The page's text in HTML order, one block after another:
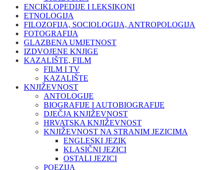
ENCIKLOPEDIJE I LEKSIKONI
ETNOLOGIJA
FILOZOFIJA, SOCIOLOGIJA, ANTROPOLOGIJA
FOTOGRAFIJA
GLAZBENA UMJETNOST
IZDVOJENE KNJIGE
KAZALIŠTE, FILM
FILM I TV
KAZALIŠTE
KNJIŽEVNOST
ANTOLOGIJE
BIOGRAFIJE I AUTOBIOGRAFIJE
DJEČJA KNJIŽEVNOST
HRVATSKA KNJIŽEVNOST
KNJIŽEVNOST NA STRANIM JEZICIMA
ENGLESKI JEZIK
KLASIČNI JEZICI
OSTALI JEZICI
POEZIJA